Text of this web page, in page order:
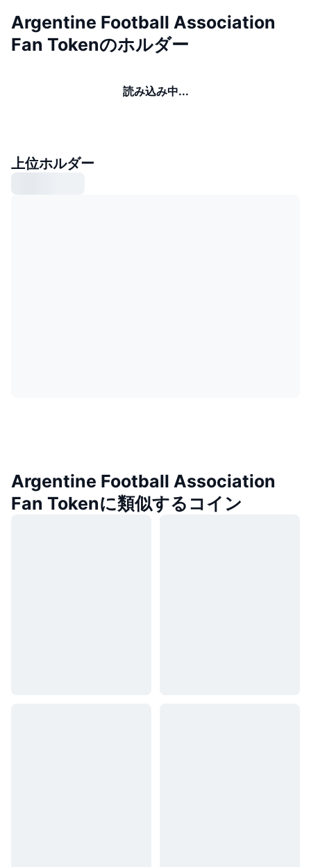
Argentine Football Association
Fan Tokenのホルダー
読み込み中...
上位ホルダー
Argentine Football Association
Fan Tokenに類似するコイン